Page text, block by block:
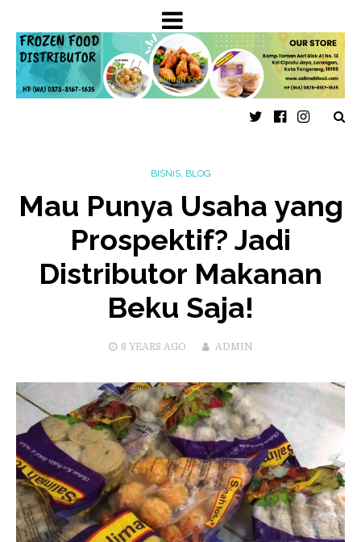
Twitter
BISNIS, BLOG
Mau Punya Usaha yang
Prospektif? Jadi
Distributor Makanan
Beku Saja!
8 YEARS AGO ADMIN